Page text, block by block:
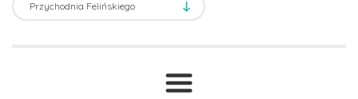
Transport sanitarny